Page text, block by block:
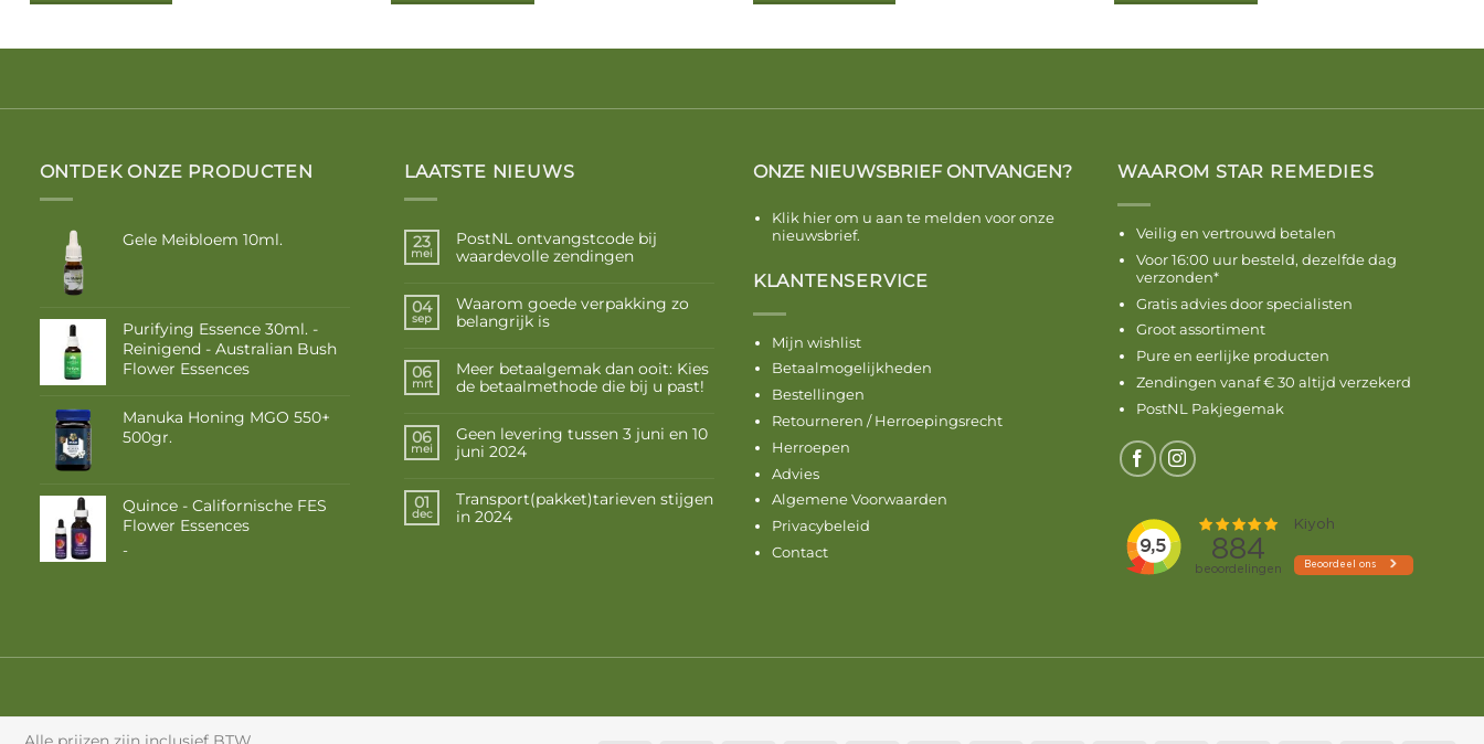
ONTDEK ONZE PRODUCTEN
Gele Meibloem 10ml.
Purifying Essence 30ml. -
Reinigend - Australian Bush
Flower Essences
Manuka Honing MGO 550+
500gr.
Quince - Californische FES
Flower Essences
-Prijsklasse:
LAATSTE NIEUWS
23
mei
PostNL ontvangstcode bij
waardevolle zendingen
04
sep
Waarom goede verpakking zo
belangrijk is
06
mrt
Meer betaalgemak dan ooit: Kies
de betaalmethode die bij u past!
06
mei
Geen levering tussen 3 juni en 10
juni 2024
01
dec
Transport(pakket)tarieven stijgen
in 2024
ONZE NIEUWSBRIEF ONTVANGEN?
Klik hier om u aan te melden voor onze
nieuwsbrief.
KLANTENSERVICE
Mijn wishlist
Betaalmogelijkheden
Bestellingen
Retourneren / Herroepingsrecht
Herroepen
Advies
Algemene Voorwaarden
Privacybeleid
Contact
WAAROM STAR REMEDIES
Veilig en vertrouwd betalen
Voor 16:00 uur besteld, dezelfde dag
verzonden*
Gratis advies door specialisten
Groot assortiment
Pure en eerlijke producten
Zendingen vanaf € 30 altijd verzekerd
PostNL Pakjegemak